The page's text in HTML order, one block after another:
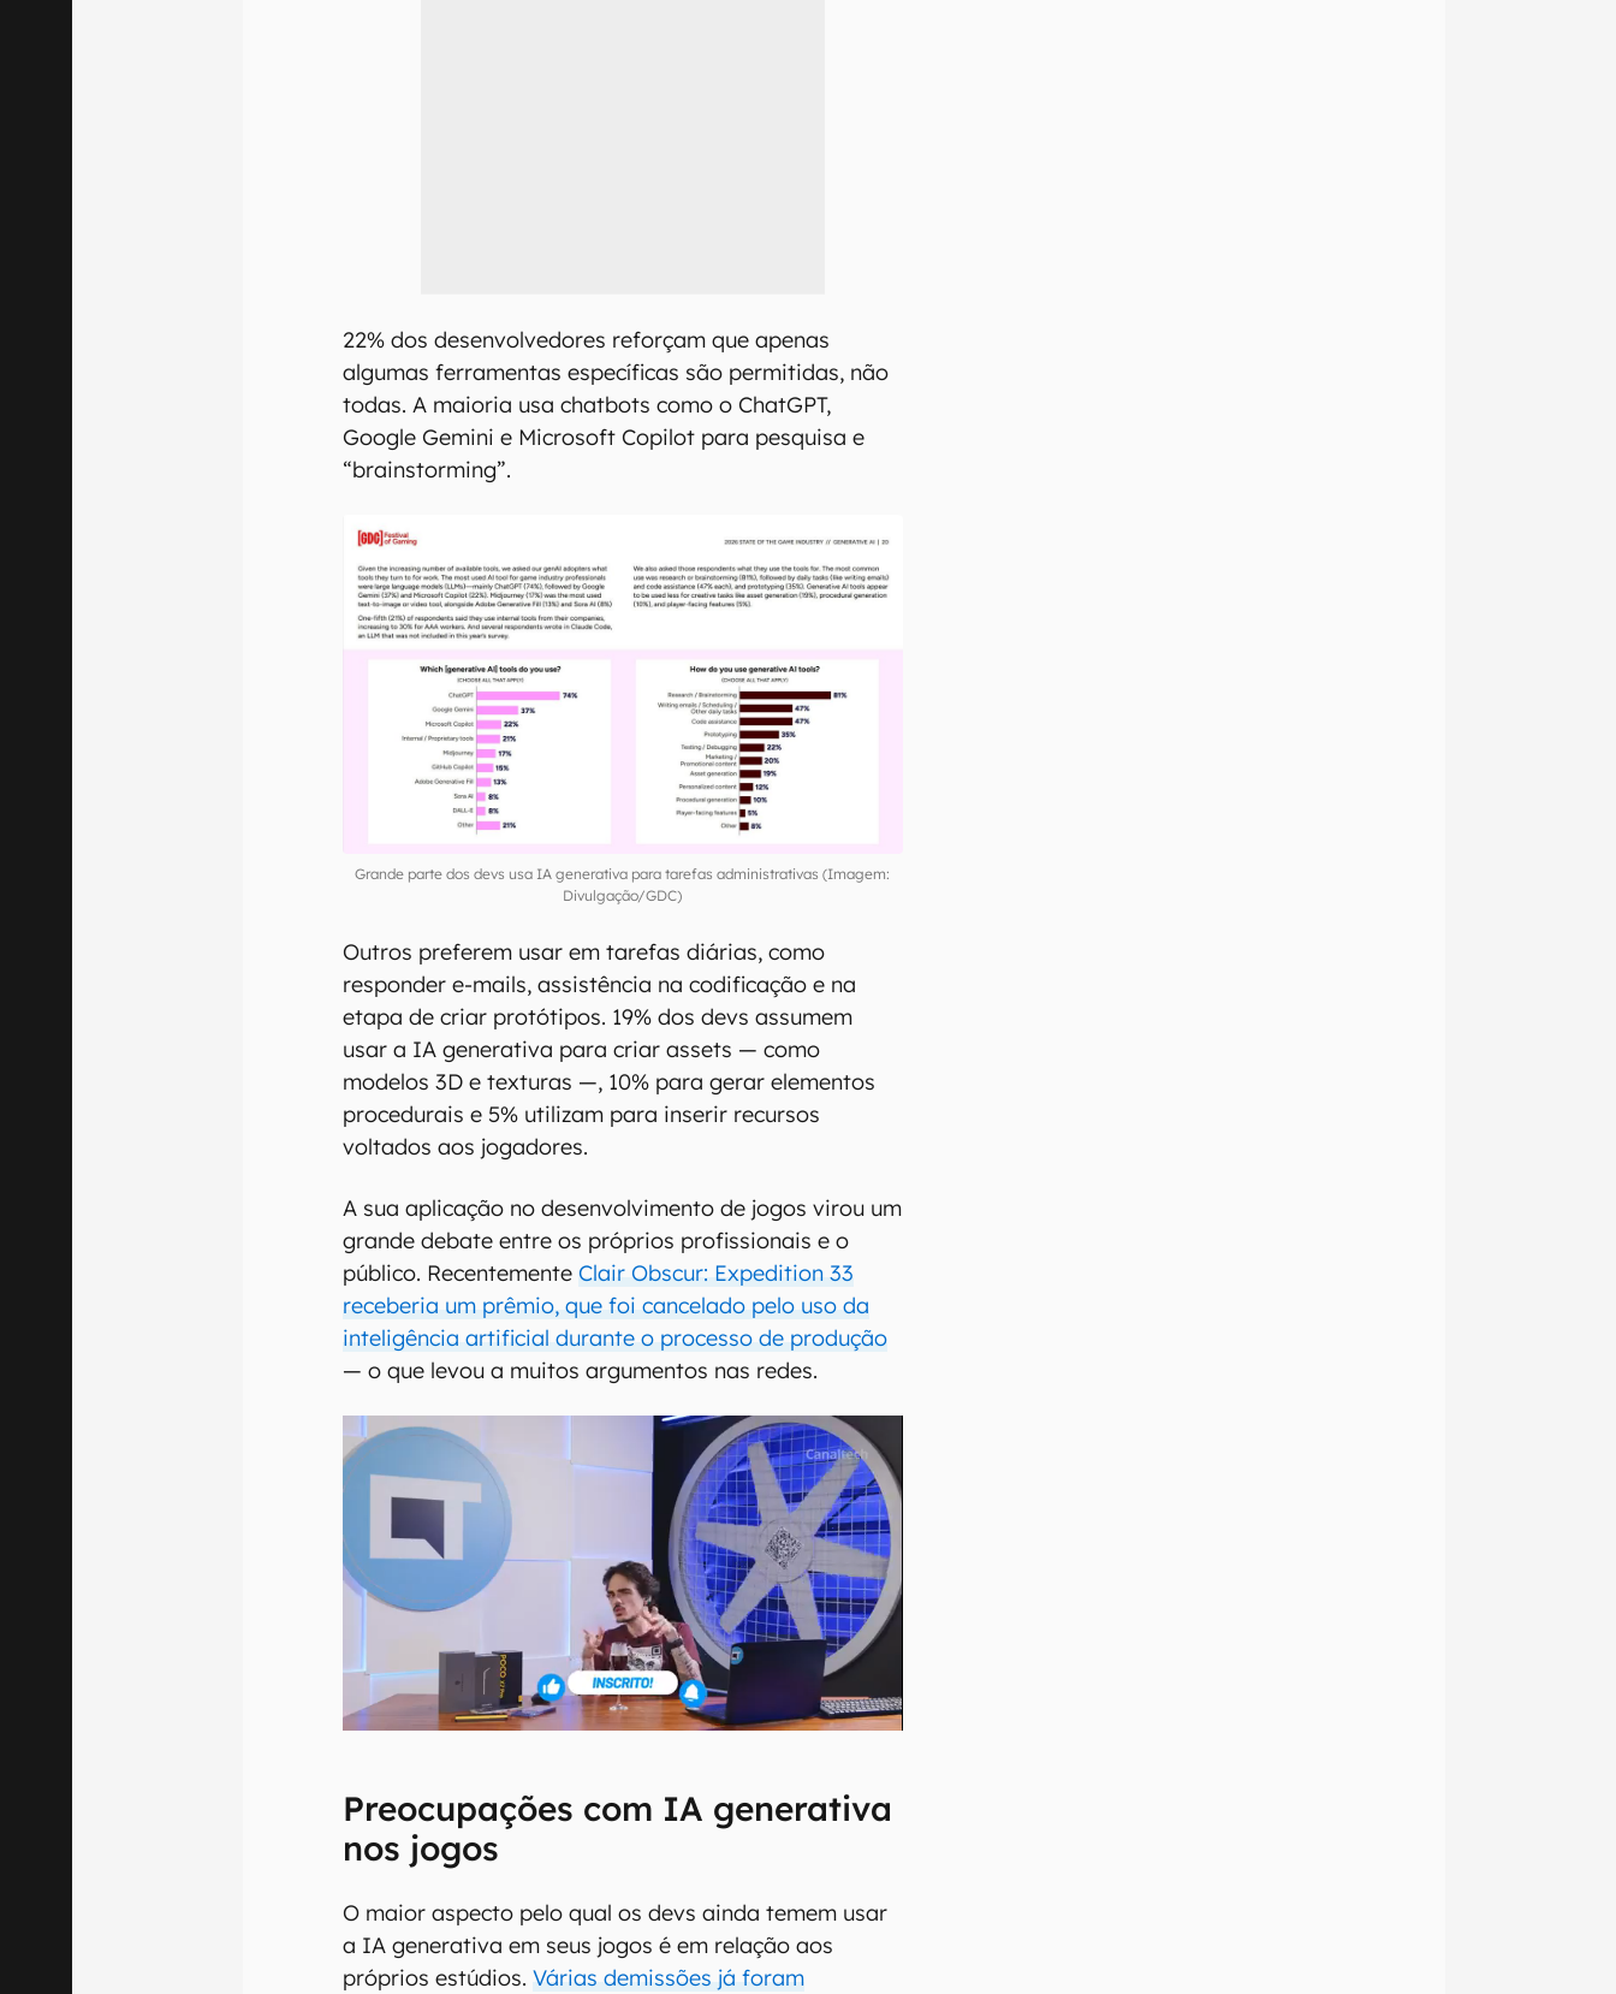
22% dos desenvolvedores reforçam que apenas
algumas ferramentas específicas são permitidas, não
todas. A maioria usa chatbots como o ChatGPT,
Google Gemini e Microsoft Copilot para pesquisa e
“brainstorming”.
Grande parte dos devs usa IA generativa para tarefas administrativas (Imagem:
Divulgação/GDC)
Outros preferem usar em tarefas diárias, como
responder e-mails, assistência na codificação e na
etapa de criar protótipos. 19% dos devs assumem
usar a IA generativa para criar assets — como
modelos 3D e texturas —, 10% para gerar elementos
procedurais e 5% utilizam para inserir recursos
voltados aos jogadores.
A sua aplicação no desenvolvimento de jogos virou um
grande debate entre os próprios profissionais e o
público. RecentementeClair Obscur: Expedition 33
receberia um prêmio, que foi cancelado pelo uso da
inteligência artificial durante o processo de produção
— o que levou a muitos argumentos nas redes.
Preocupações com IA generativa
nos jogos
O maior aspecto pelo qual os devs ainda temem usar
a IA generativa em seus jogos é em relação aos
próprios estúdios.Várias demissões já foram